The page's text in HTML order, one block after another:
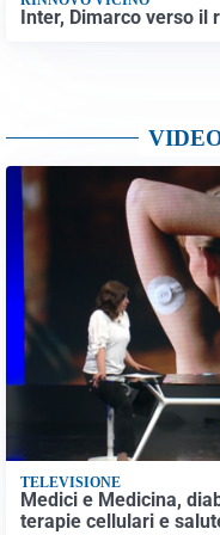
Inter, Dimarco verso il
TELEVISIONE
Medici e Medicina,
terapie cellulari e